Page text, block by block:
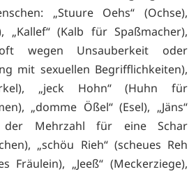
„Stuure Oehs“ (Ochse),
„Kallef“ (Kalb für Spaßmacher),
wegen Unsauberkeit oder
mit sexuellen Begrifflichkeiten),
„jeck Hohn“ (Huhn für
„domme Ößel“ (Esel), „Jäns“
Mehrzahl für eine Schar
„schöu Rieh“ (scheues Reh
Fräulein), „Jeeß“ (Meckerziege),